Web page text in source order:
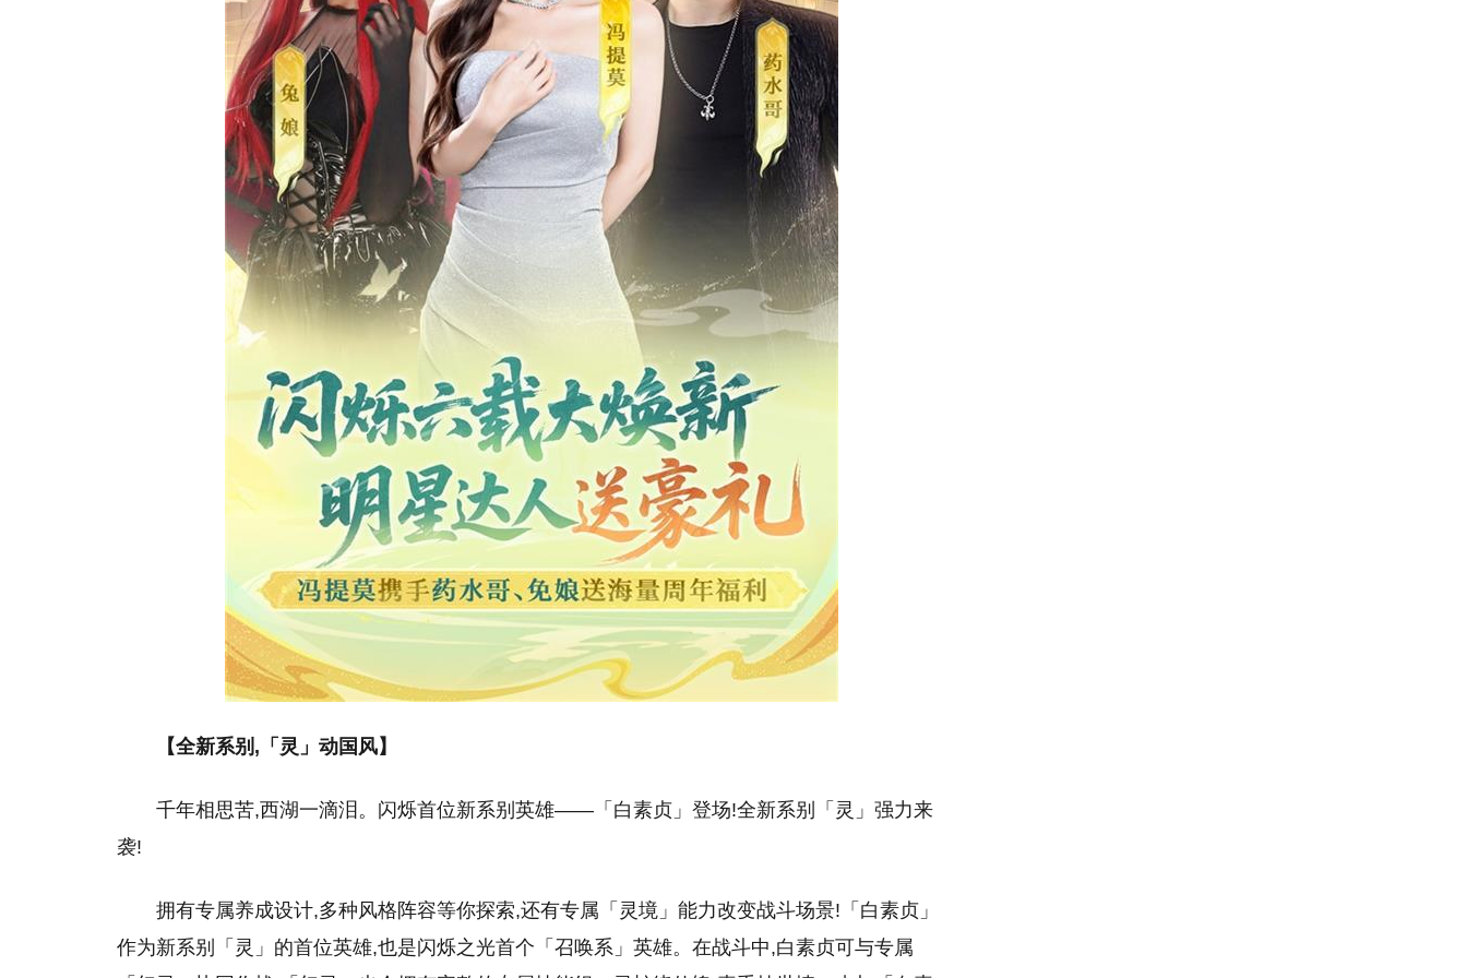
【全新系别,「灵」动国风】
千年相思苦,西湖一滴泪。闪烁首位新系别英雄——「白素贞」登场!全新系别「灵」强力来
袭!
拥有专属养成设计,多种风格阵容等你探索,还有专属「灵境」能力改变战斗场景!「白素贞」
作为新系别「灵」的首位英雄,也是闪烁之光首个「召唤系」英雄。在战斗中,白素贞可与专属